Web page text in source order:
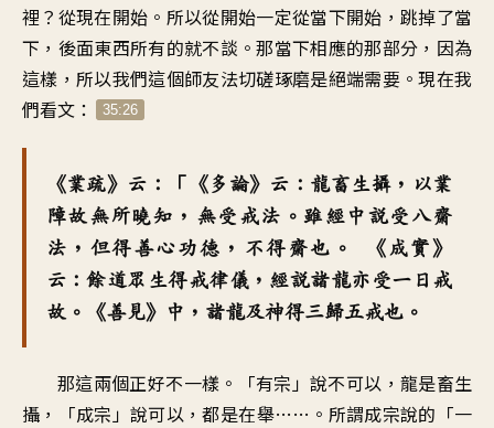
裡？從現在開始。所以從開始一定從當下開始，跳掉了當
下，後面東西所有的就不談。那當下相應的那部分，因為
這樣，所以我們這個師友法切磋琢磨是絕端需要。現在我
們看文：
35:26
《業疏》云：「《多論》云：龍畜生攝，以業
障故無所曉知，無受戒法。雖經中說受八齋
法，但得善心功德，不得齋也。 《成實》
云：餘道眾生得戒律儀，經說諸龍亦受一日戒
故。《善見》中，諸龍及神得三歸五戒也。
那這兩個正好不一樣。「有宗」說不可以，龍是畜生
攝，「成宗」說可以，都是在舉……。所謂成宗說的「一